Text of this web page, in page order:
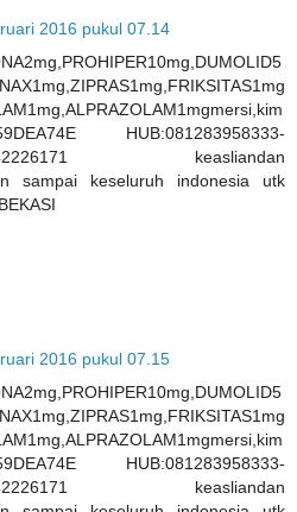
2016 pukul 07.14
HUB:081283958333-
keasliandan
sampai keseluruh indonesia utk
2016 pukul 07.15
HUB:081283958333-
keasliandan